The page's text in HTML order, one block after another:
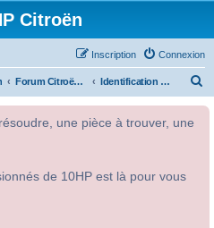
Citroën
Connexion
Inscription
Forum Citroën 10HP Identification des modèles
une pièce à trouver, une
de 10HP est là pour vous